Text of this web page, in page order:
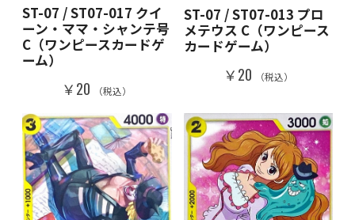
ST-07 / ST07-017 クイ
ーン・ママ・シャンテ号
C（ワンピースカードゲ
ーム）
￥20 （税込）
ST-07 / ST07-013 プロ
メテウス C（ワンピース
カードゲーム）
￥20 （税込）